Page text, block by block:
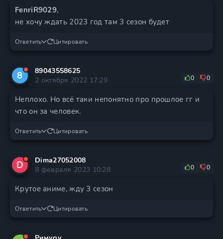
FenriR9029,
не хочу ждать 2023 год там 3 сезон будет
Ответить Цитировать
8
89043558625
2 октября 2022 17:29
0 0
Неплохо. Но всё таки непонятно про прошлое гг и
что он за человек.
Ответить Цитировать
D
Dima27052008
8 февраля 2023 10:28
0 0
Крутое аниме, жду 3 сезон
Ответить Цитировать